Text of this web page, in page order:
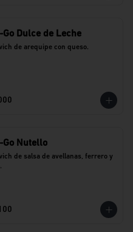
Go Dulce de Leche
de arequipe con queso.
Go Nutello
de salsa de avellanas, ferrero y